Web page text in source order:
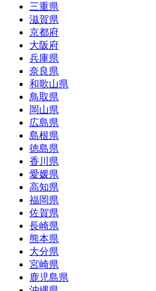
三重県
滋賀県
京都府
大阪府
兵庫県
奈良県
和歌山県
鳥取県
岡山県
広島県
島根県
徳島県
香川県
愛媛県
高知県
福岡県
佐賀県
長崎県
熊本県
大分県
宮崎県
鹿児島県